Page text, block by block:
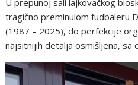
U prepunoj sali lajkovačkog
tragično preminulom fudbaleru
(1987 – 2025), do perfekcije
najsitnijih detalja osmišljena, sa